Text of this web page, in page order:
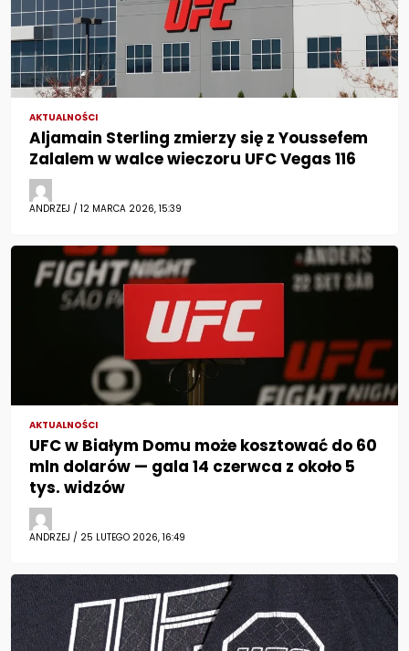
AKTUALNOŚCI
Aljamain Sterling zmierzy się z Youssefem
Zalalem w walce wieczoru UFC Vegas 116
ANDRZEJ / 12 MARCA 2026, 15:39
AKTUALNOŚCI
UFC w Białym Domu może kosztować do 60
mln dolarów — gala 14 czerwca z około 5
tys. widzów
ANDRZEJ / 25 LUTEGO 2026, 16:49